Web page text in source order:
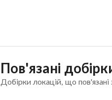
Пов'язані
Добірки локацій, що пов'язані